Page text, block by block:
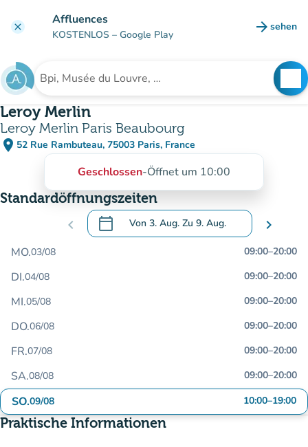
clear Affluences
KOSTENLOS – Google Play arrow_forward sehen
(new
Suche nach einer Einrichtung
Leroy Merlin
Leroy Merlin Paris Beaubourg
place 52 Rue Rambuteau, 75003 Paris, France
(in Google Maps öffnen)
(new tab)
Geschlossen-Öffnet um 10:00
Standardöffnungszeiten
chevron_left calendar_today Von 3. Aug. Zu 9. Aug.
.Öffnen Sie den Kalender, um Daten zu
chevron_right
MO.03/08 09:00–20:00
DI.04/08 09:00–20:00
MI.05/08 09:00–20:00
DO.06/08 09:00–20:00
FR.07/08 09:00–20:00
SA.08/08 09:00–20:00
SO.09/08 10:00–19:00
Praktische Informationen